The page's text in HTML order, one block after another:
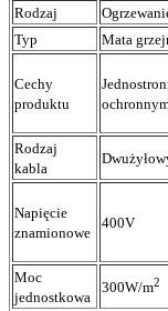
Rodzaj
Typ
Mata
Cechy
produktu
Rodzaj
kabla
Napięcie
znamionowe
400V
Moc
jednostkowa
300W/m2